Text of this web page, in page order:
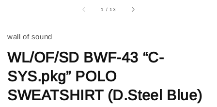
1 / 13
wall of sound
WL/OF/SD BWF-43 “C-
SYS.pkg” POLO
SWEATSHIRT (D.Steel Blue)